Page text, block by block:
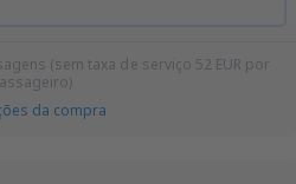
(sem taxa de serviço 52 EUR por
da compra